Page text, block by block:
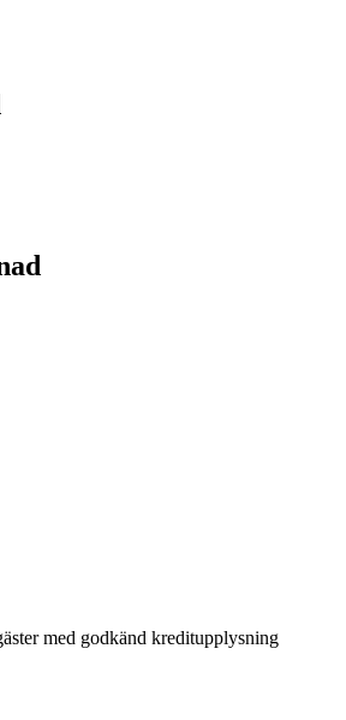
med godkänd kreditupplysning